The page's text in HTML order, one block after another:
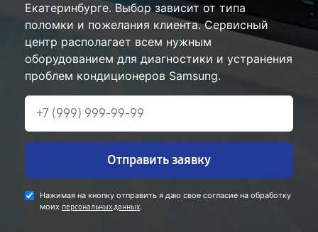
Екатеринбурге. Выбор зависит от типа
поломки и пожелания клиента. Сервисный
центр располагает всем нужным
оборудованием для диагностики и устранения
проблем кондиционеров Samsung.
Отправить заявку
Нажимая на кнопку отправить я даю свое согласие на обработку
моих персональных данных.